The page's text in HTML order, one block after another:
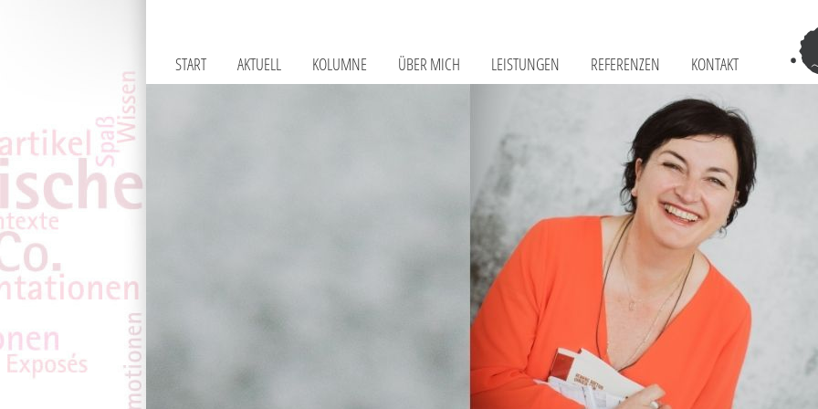
–
START AKTUELL KOLUMNE ÜBER MICH LEISTUNGEN REFERENZEN KONTAKT